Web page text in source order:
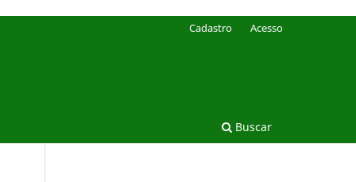
Buscar
Cadastro Acesso